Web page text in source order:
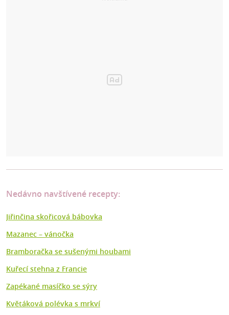
Nedávno navštívené recepty:
Jiřinčina skořicová bábovka
Mazanec –⁠ vánočka
Bramboračka se sušenými houbami
Kuřecí stehna z Francie
Zapékané masíčko se sýry
Květáková polévka s mrkví